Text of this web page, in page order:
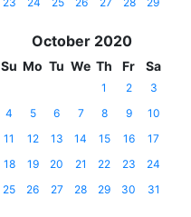
October 2020
Su Mo Tu We Th Fr Sa
1 2
3
4
5 6 7 8 9
10
11
12 13 14 15 16
17
18
19 20 21 22 23
24
25
26 27 28 29 30 31